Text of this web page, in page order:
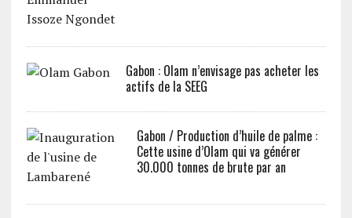
Gabon : Olam n’envisage pas acheter les
actifs de la SEEG
Gabon / Production d’huile de palme :
Cette usine d’Olam qui va générer
30.000 tonnes de brute par an